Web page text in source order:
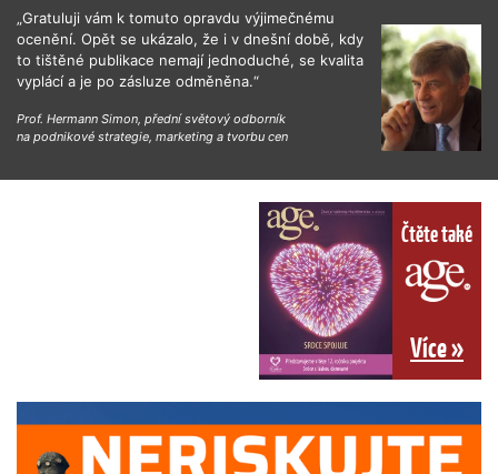
„Gratuluji vám k tomuto opravdu výjimečnému
ocenění. Opět se ukázalo, že i v dnešní době, kdy
to tištěné publikace nemají jednoduché, se kvalita
vyplácí a je po zásluze odměněna.“
Prof. Hermann Simon, přední světový odborník
na podnikové strategie, marketing a tvorbu cen
Čtěte také
Více »